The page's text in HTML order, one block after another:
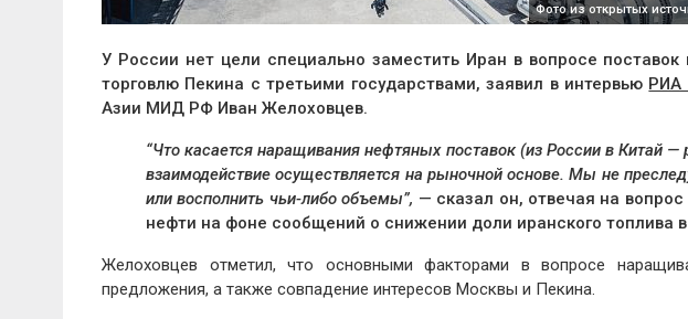
Фото из открытых
У России нет цели специально заместить Иран в вопросе
торговлю Пекина с третьими государствами, заявил в интервью РИА
Азии МИД РФ Иван Желоховцев.
“Что касается наращивания нефтяных поставок (из России в Китай —
взаимодействие осуществляется на рыночной основе. Мы не
или восполнить чьи-либо объемы”, — сказал он, отвечая на
нефти на фоне сообщений о снижении доли иранского топлива
Желоховцев отметил, что основными факторами в вопросе
предложения, а также совпадение интересов Москвы и Пекина.